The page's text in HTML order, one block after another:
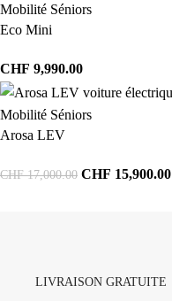
Mobilité Séniors
Eco Mini
CHF 9,990.00
Mobilité Séniors
Arosa LEV
CHF17,000.00 CHF 15,900.00
LIVRAISON GRATUITE